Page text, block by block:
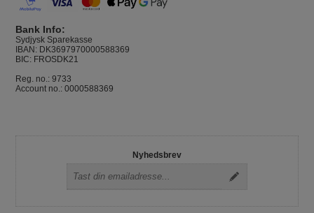
Bank Info:
Sydjysk Sparekasse
IBAN: DK3697970000588369
BIC: FROSDK21
Reg. no.: 9733
Account no.: 0000588369
Nyhedsbrev